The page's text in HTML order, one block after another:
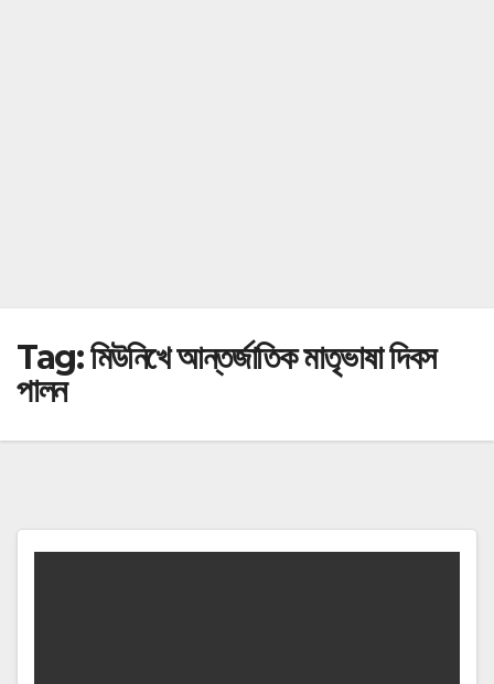
Tag:মিউনিখে আন্তর্জাতিক মাতৃভাষা দিবস
পালন